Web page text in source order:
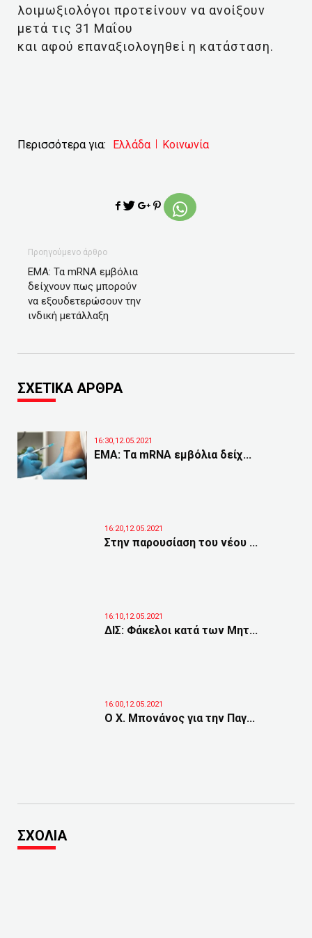
λοιμωξιολόγοι προτείνουν να ανοίξουν
μετά τις 31 Μαΐου
και αφού επαναξιολογηθεί η κατάσταση.
Περισσότερα για: Ελλάδα Κοινωνία
Προηγούμενο άρθρο
ΕΜΑ: Τα mRNA εμβόλια
δείχνουν πως μπορούν
να εξουδετερώσουν την
ινδική μετάλλαξη
ΣΧΕΤΙΚΑ ΑΡΘΡΑ
16:30,12.05.2021
ΕΜΑ: Τα mRNA εμβόλια δείχ...
16:20,12.05.2021
Στην παρουσίαση του νέου ...
16:10,12.05.2021
ΔΙΣ: Φάκελοι κατά των Μητ...
16:00,12.05.2021
Ο Χ. Μπονάνος για την Παγ...
ΣΧΟΛΙΑ